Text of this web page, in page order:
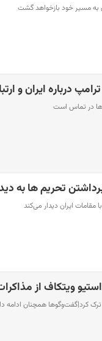
به مسیر خود بازخواهد گشت
درباره ایران و
در تماس است
تحریم ها به
مقامات ایران دیدار می‌کند
ویتکاف از
کرد|گفت‌وگوها همچنان ادامه